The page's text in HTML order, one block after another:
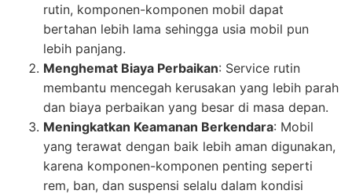
rutin, komponen-komponen mobil dapat
bertahan lebih lama sehingga usia mobil pun
lebih panjang.
Menghemat Biaya Perbaikan: Service rutin
membantu mencegah kerusakan yang lebih parah
dan biaya perbaikan yang besar di masa depan.
Meningkatkan Keamanan Berkendara: Mobil
yang terawat dengan baik lebih aman digunakan,
karena komponen-komponen penting seperti
rem, ban, dan suspensi selalu dalam kondisi